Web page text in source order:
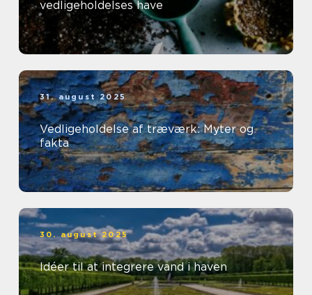
vedligeholdelses have
31. august 2025
Vedligeholdelse af træværk: Myter og
fakta
30. august 2025
Idéer til at integrere vand i haven